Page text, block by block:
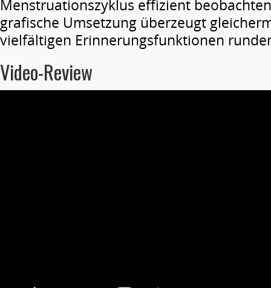
Menstruationszyklus effizient
grafische Umsetzung überzeugt
vielfältigen Erinnerungsfunktionen
Video-Review